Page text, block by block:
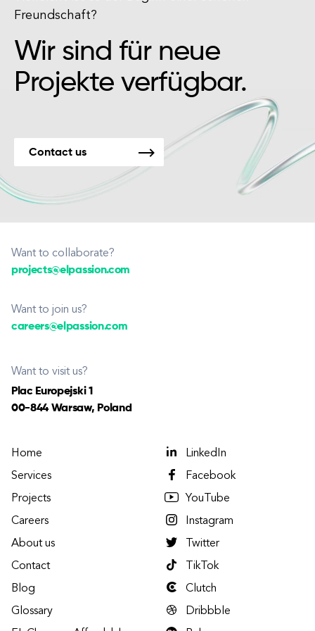
Freundschaft?
Wir sind für neue
Projekte verfügbar.
Contact us
Want to collaborate?
projects@elpassion.com
Want to join us?
careers@elpassion.com
Want to visit us?
Plac Europejski 1
00-844 Warsaw, Poland
Home
Services
Projects
Careers
About us
Contact
Blog
Glossary
LinkedIn
Facebook
YouTube
Instagram
Twitter
TikTok
Clutch
Dribbble